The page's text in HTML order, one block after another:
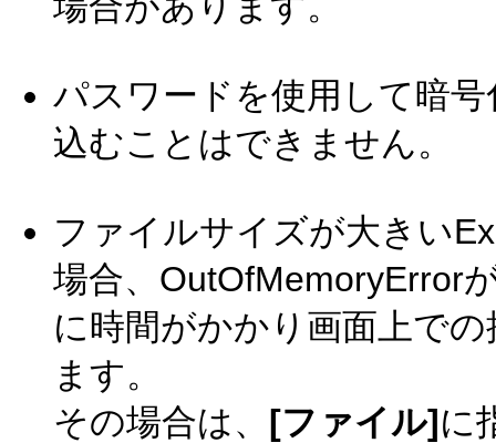
パスワードを使用して暗
込むことはできません。
ファイルサイズが大きい
場合、OutOfMemoryError
に時間がかかり画面上で
ます。
その場合は、 [ファイル]に